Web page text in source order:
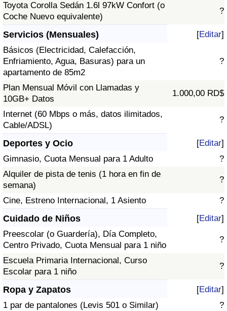
Toyota Corolla Sedán 1.6l 97kW Confort (o
Coche Nuevo equivalente)
?
Servicios (Mensuales) [Editar]
Básicos (Electricidad, Calefacción,
Enfriamiento, Agua, Basuras) para un
apartamento de 85m2
?
Plan Mensual Móvil con Llamadas y
10GB+ Datos
1.000,00 RD$
Internet (60 Mbps o más, datos ilimitados,
Cable/ADSL)
?
Deportes y Ocio [Editar]
Gimnasio, Cuota Mensual para 1 Adulto
?
Alquiler de pista de tenis (1 hora en fin de
semana)
?
Cine, Estreno Internacional, 1 Asiento ?
Cuidado de Niños [Editar]
Preescolar (o Guardería), Día Completo,
Centro Privado, Cuota Mensual para 1 niño
?
Escuela Primaria Internacional, Curso
Escolar para 1 niño
?
Ropa y Zapatos [Editar]
1 par de pantalones (Levis 501 o Similar)
?